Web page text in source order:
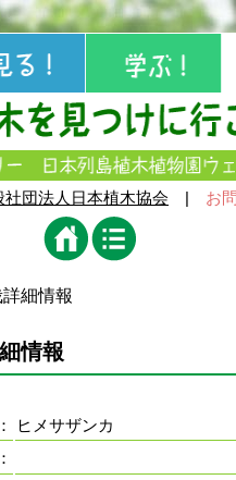
社団法人日本植木協会 | お
細情報
情報
ヒメサザンカ